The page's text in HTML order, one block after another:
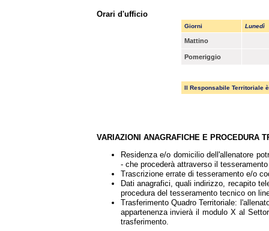
Orari d'ufficio
Giorni Lunedì
Mattino
Pomeriggio
Il Responsabile Territoriale
VARIAZIONI ANAGRAFICHE E PROCEDURA
Residenza e/o domicilio dell'allenatore
- che procederà attraverso il
Trascrizione errate di tesseramento e/o
Dati anagrafici, quali indirizzo, recapito
procedura del tesseramento tecnico on
Trasferimento Quadro Territoriale:
appartenenza invierà il modulo X al
trasferimento.